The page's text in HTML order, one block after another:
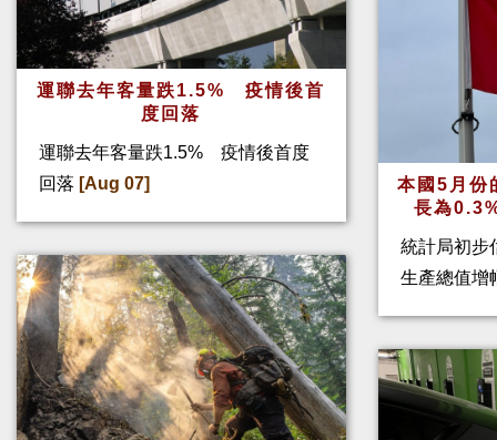
運聯去年客量跌1.5% 疫情後首
度回落
運聯去年客量跌1.5% 疫情後首度
回落 [Aug 07]
本國5月份
長為
統計局初步
生產總值增